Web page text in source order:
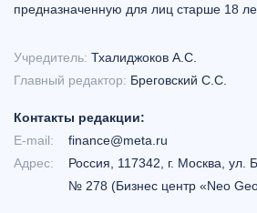
предназначенную для лиц старше 18
Учредитель: Тхалиджоков А.С.
Главный редактор: Бреговский С.С.
Контакты редакции:
E-mail:
finance@meta.ru
Адрес:
Россия, 117342, г. Москва, ул.
№ 278 (Бизнес центр «Neo